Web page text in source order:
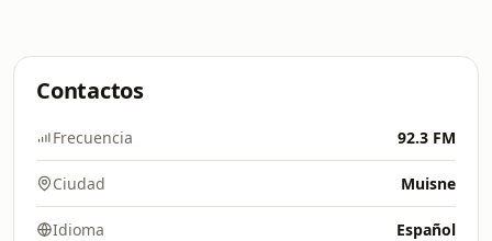
Contactos
Frecuencia 92.3 FM
Ciudad Muisne
Idioma Español